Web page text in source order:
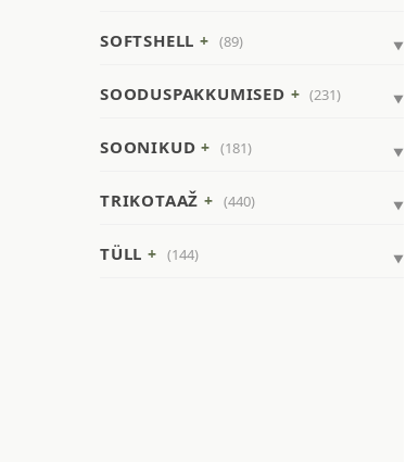
SOFTSHELL (89)
SOODUSPAKKUMISED (231)
SOONIKUD (181)
TRIKOTAAŽ (440)
TÜLL (144)